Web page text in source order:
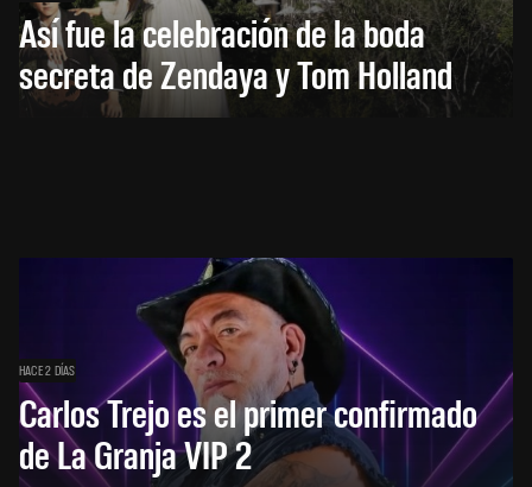
Así fue la celebración de la boda
secreta de Zendaya y Tom Holland
HACE 2 DÍAS
Carlos Trejo es el primer confirmado
de La Granja VIP 2